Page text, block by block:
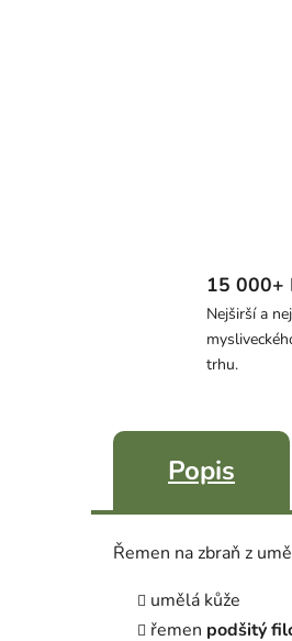
15 000+
Nejširší a
trhu.
Popis
Řemen na zbraň z
umělá kůže
řemen podšitý